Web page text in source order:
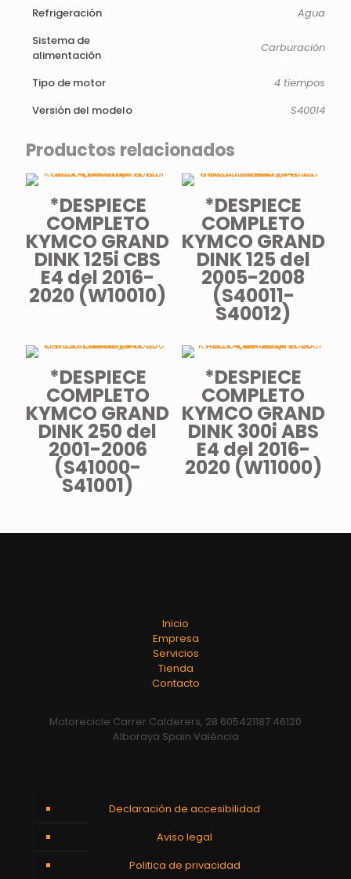
Refrigeración
Agua
Sistema de
alimentación
Carburación
Tipo de motor
4 tiempos
Versión del modelo
S40014
Productos relacionados
*DESPIECE
COMPLETO
KYMCO GRAND
DINK 125i CBS
E4 del 2016-
2020 (W10010)
*DESPIECE
COMPLETO
KYMCO GRAND
DINK 125 del
2005-2008
(S40011-
S40012)
*DESPIECE
COMPLETO
KYMCO GRAND
DINK 250 del
2001-2006
(S41000-
S41001)
*DESPIECE
COMPLETO
KYMCO GRAND
DINK 300i ABS
E4 del 2016-
2020 (W11000)
Inicio
Empresa
Servicios
Tienda
Contacto
Motorecicle Carrer Calderers, 28 605421187 46120
Alboraya Spain València
Declaración de accesibilidad
Aviso legal
Politica de privacidad